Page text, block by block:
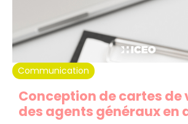
Communication
Conception de cartes de
des agents généraux en